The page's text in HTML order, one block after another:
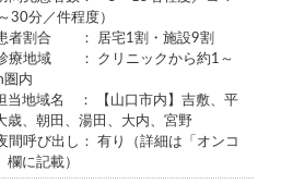
30分／件程度）
割合 ： 居宅1割・施設9割
地域 ： クリニックから約1～
圏内
当地域名 ： 【山口市内】吉敷、平
歳、朝田、湯田、大内、宮野
呼び出し： 有り（詳細は「オンコ
欄に記載）